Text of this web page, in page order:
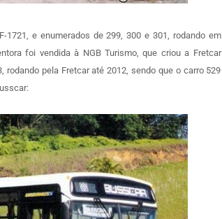
e enumerados de 299, 300 e 301, rodando em
foi vendida à NGB Turismo, que criou a Fretcar
pela Fretcar até 2012, sendo que o carro 529